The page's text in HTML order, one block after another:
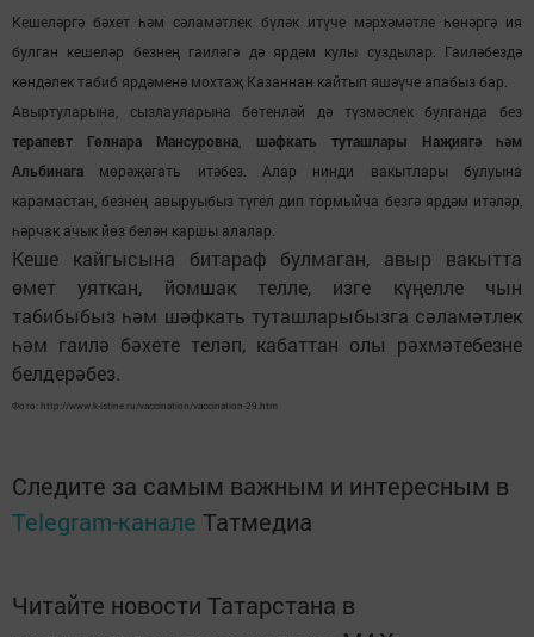
Кешеләргә бәхет һәм сәламәтлек бүләк итүче мәрхәмәтле һөнәргә ия
булган кешеләр безнең гаиләгә дә ярдәм кулы суздылар. Гаиләбездә
көндәлек табиб ярдәменә мохтаҗ Казаннан кайтып яшәүче апабыз бар.
Авыртуларына, сызлауларына бөтенләй дә түзмәслек булганда без
терапевт Гөлнара Мансуровна
шәфкать туташлары Наҗиягә һәм
Альбинага мөрәҗәгать итәбез. Алар нинди вакытлары булуына
карамастан, безнең авыруыбыз түгел дип тормыйча безгә ярдәм итәләр,
һәрчак ачык йөз белән каршы алалар.
Кеше кайгысына битараф булмаган, авыр вакытта
өмет уяткан, йомшак телле, изге күңелле чын
табибыбыз һәм шәфкать туташларыбызга сәламәтлек
һәм гаилә бәхете теләп, кабаттан олы рәхмәтебезне
белдерәбез.
Фото: http://www.k-istine.ru/vaccination/vaccination-29.htm
Следите за самым важным и интересным в
Telegram-канале Татмедиа
Читайте новости Татарстана в